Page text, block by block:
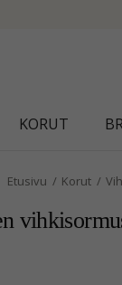
- NAPSAUTA
KORUT
Etusivu Korut